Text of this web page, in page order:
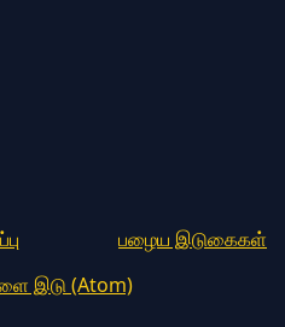
பழைய இடுகைகள்
இடு (Atom)